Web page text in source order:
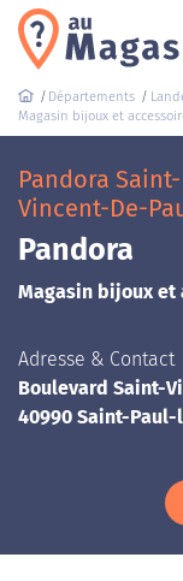
Départements
Magasin bijoux et
Pandora
Vincent-De-
Pandora
Magasin bijoux et
Adresse & Contact
Boulevard Saint-
40990 Saint-Paul-